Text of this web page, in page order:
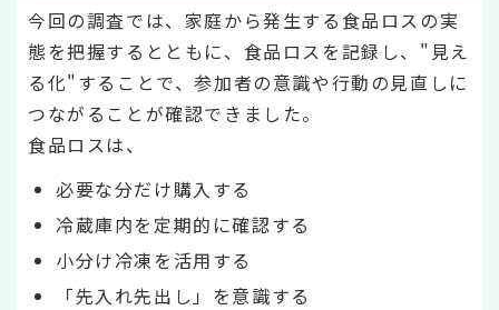
今回の調査では、家庭から発生する食品ロスの実
態を把握するとともに、食品ロスを記録し、"見え
る化"することで、参加者の意識や行動の見直しに
つながることが確認できました。
食品ロスは、
必要な分だけ購入する
冷蔵庫内を定期的に確認する
小分け冷凍を活用する
「先入れ先出し」を意識する